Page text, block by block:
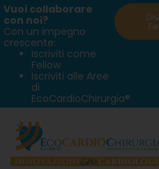
Vuoi collaborare
con noi?
Con un impegno
crescente:
Iscriviti come
Fellow
Iscriviti alle Aree
di
EcoCardioChirurgia®